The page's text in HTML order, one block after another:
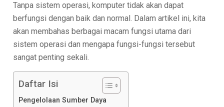
Tanpa sistem operasi, komputer tidak akan dapat
berfungsi dengan baik dan normal. Dalam artikel ini, kita
akan membahas berbagai macam fungsi utama dari
sistem operasi dan mengapa fungsi-fungsi tersebut
sangat penting sekali.
Daftar Isi
Pengelolaan Sumber Daya